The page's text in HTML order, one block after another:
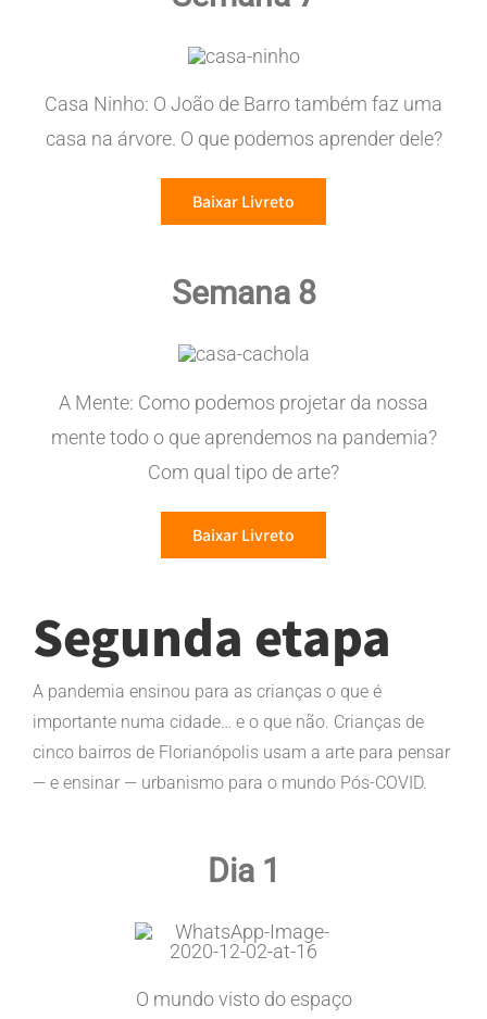
Casa Ninho: O João de Barro também faz uma
casa na árvore. O que podemos aprender dele?
Baixar Livreto
Semana 8
A Mente: Como podemos projetar da nossa
mente todo o que aprendemos na pandemia?
Com qual tipo de arte?
Baixar Livreto
Segunda etapa
A pandemia ensinou para as crianças o que é
importante numa cidade… e o que não. Crianças de
cinco bairros de Florianópolis usam a arte para pensar
— e ensinar — urbanismo para o mundo Pós-COVID.
Dia 1
O mundo visto do espaço